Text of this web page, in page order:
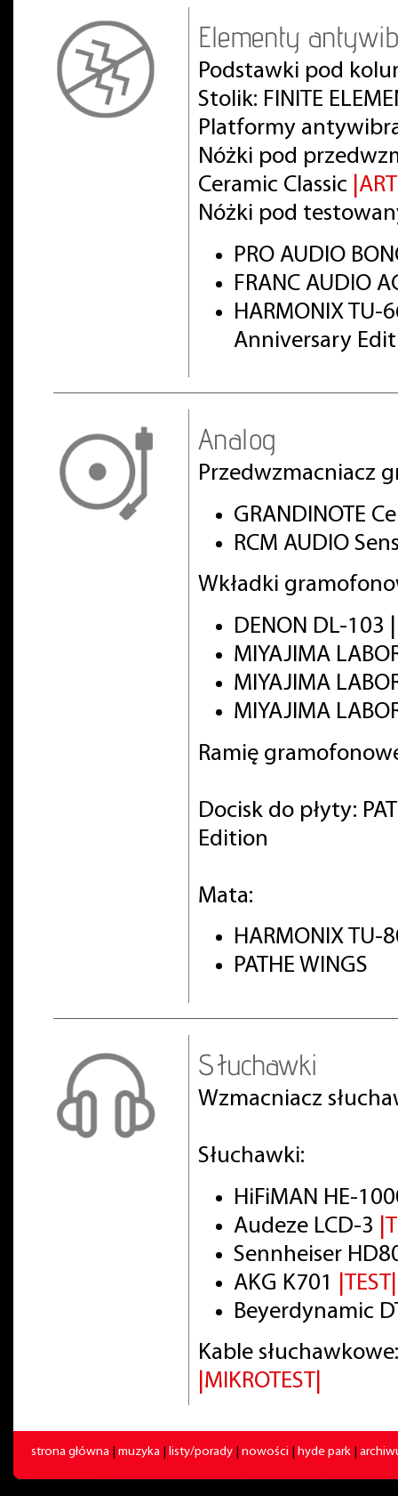
Elementy
Podstawki pod
Stolik: FINITE
Platformy
Nóżki pod
Ceramic Classic
Nóżki pod
PRO AUDIO
FRANC AUDIO
HARMONIX TU-
Anniversary
Analog
Przedwzmacniacz
GRANDINOTE
RCM AUDIO
Wkładki
DENON DL-103
MIYAJIMA
MIYAJIMA
MIYAJIMA
Ramię
Docisk do płyty:
Edition
Mata:
HARMONIX TU-
PATHE WINGS
Słuchawki
Wzmacniacz
Słuchawki:
HiFiMAN HE-
Audeze LCD-3
Sennheiser
AKG K701
|TEST|
Beyerdynamic
Kable
|MIKROTEST|
strona główna muzyka listy/porady nowości hyde park